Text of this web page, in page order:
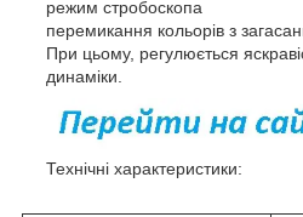
режим стробоскопа
перемикання кольорів з
При цьому, регулюється
динаміки.
Технічні характеристики: